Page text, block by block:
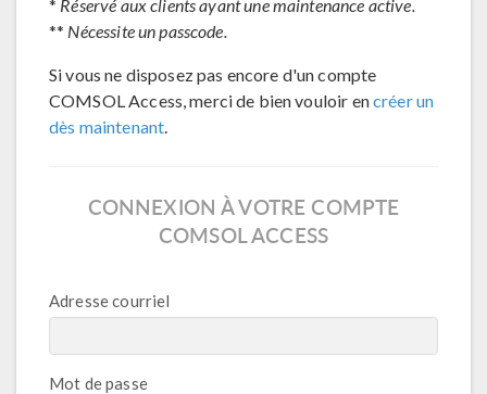
* Réservé aux clients ayant une maintenance active.
** Nécessite un passcode.
Si vous ne disposez pas encore d'un compte
COMSOL Access, merci de bien vouloir encréer un
dès maintenant.
CONNEXION À VOTRE COMPTE
COMSOL ACCESS
Adresse courriel
Mot de passe